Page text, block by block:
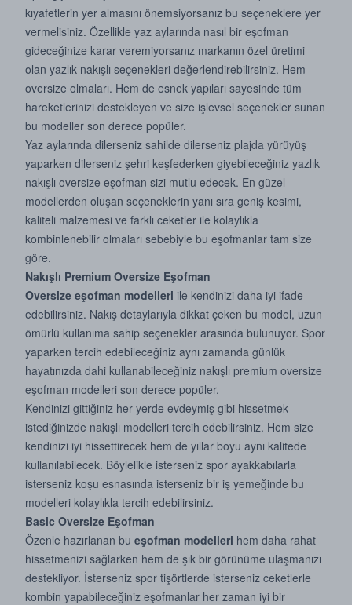
kıyafetlerin yer almasını önemsiyorsanız bu seçeneklere yer
vermelisiniz. Özellikle yaz aylarında nasıl bir eşofman
gideceğinize karar veremiyorsanız markanın özel üretimi
olan yazlık nakışlı seçenekleri değerlendirebilirsiniz. Hem
oversize olmaları. Hem de esnek yapıları sayesinde tüm
hareketlerinizi destekleyen ve size işlevsel seçenekler sunan
bu modeller son derece popüler.
Yaz aylarında dilerseniz sahilde dilerseniz plajda yürüyüş
yaparken dilerseniz şehri keşfederken giyebileceğiniz yazlık
nakışlı oversize eşofman sizi mutlu edecek. En güzel
modellerden oluşan seçeneklerin yanı sıra geniş kesimi,
kaliteli malzemesi ve farklı ceketler ile kolaylıkla
kombinlenebilir olmaları sebebiyle bu eşofmanlar tam size
göre.
Nakışlı Premium Oversize Eşofman
Oversize eşofman modelleri ile kendinizi daha iyi ifade
edebilirsiniz. Nakış detaylarıyla dikkat çeken bu model, uzun
ömürlü kullanıma sahip seçenekler arasında bulunuyor. Spor
yaparken tercih edebileceğiniz aynı zamanda günlük
hayatınızda dahi kullanabileceğiniz nakışlı premium oversize
eşofman modelleri son derece popüler.
Kendinizi gittiğiniz her yerde evdeymiş gibi hissetmek
istediğinizde nakışlı modelleri tercih edebilirsiniz. Hem size
kendinizi iyi hissettirecek hem de yıllar boyu aynı kalitede
kullanılabilecek. Böylelikle isterseniz spor ayakkabılarla
isterseniz koşu esnasında isterseniz bir iş yemeğinde bu
modelleri kolaylıkla tercih edebilirsiniz.
Basic Oversize Eşofman
Özenle hazırlanan bu eşofman modelleri hem daha rahat
hissetmenizi sağlarken hem de şık bir görünüme ulaşmanızı
destekliyor. İsterseniz spor tişörtlerde isterseniz ceketlerle
kombin yapabileceğiniz eşofmanlar her zaman iyi bir